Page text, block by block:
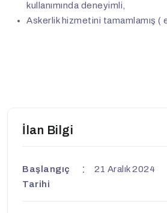
kullanımında deneyimli,
Askerlik hizmetini tamamlamış (
İlan Bilgi
Başlangıç
Tarihi
21 Aralık 2024